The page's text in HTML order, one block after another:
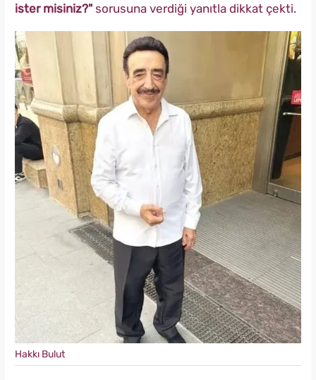
ister misiniz?" sorusuna verdiği yanıtla dikkat çekti.
Hakkı Bulut